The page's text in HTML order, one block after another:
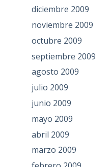
diciembre 2009
noviembre 2009
octubre 2009
septiembre 2009
agosto 2009
julio 2009
junio 2009
mayo 2009
abril 2009
marzo 2009